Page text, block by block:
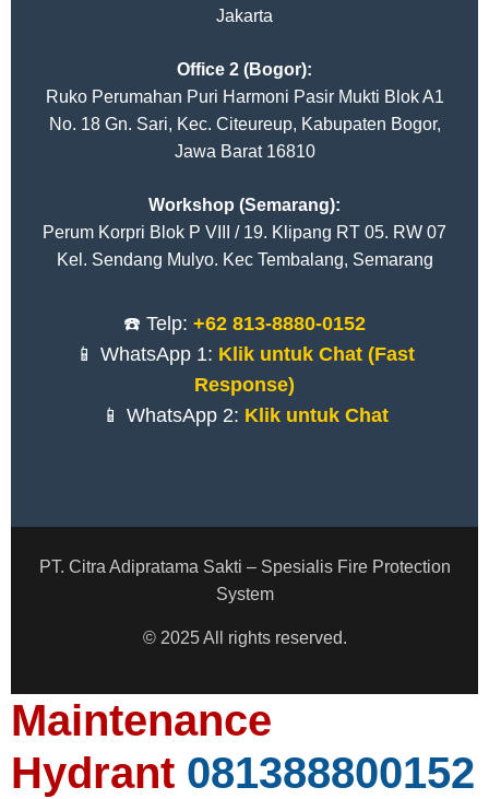
Jakarta
Office 2 (Bogor):
Ruko Perumahan Puri Harmoni Pasir Mukti Blok A1
No. 18 Gn. Sari, Kec. Citeureup, Kabupaten Bogor,
Jawa Barat 16810
Workshop (Semarang):
Perum Korpri Blok P VIII / 19. Klipang RT 05. RW 07
Kel. Sendang Mulyo. Kec Tembalang, Semarang
☎️ Telp: +62 813-8880-0152
📱 WhatsApp 1: Klik untuk Chat (Fast
Response)
📱 WhatsApp 2: Klik untuk Chat
PT. Citra Adipratama Sakti – Spesialis Fire Protection
System
© 2025 All rights reserved.
Maintenance
Hydrant 081388800152